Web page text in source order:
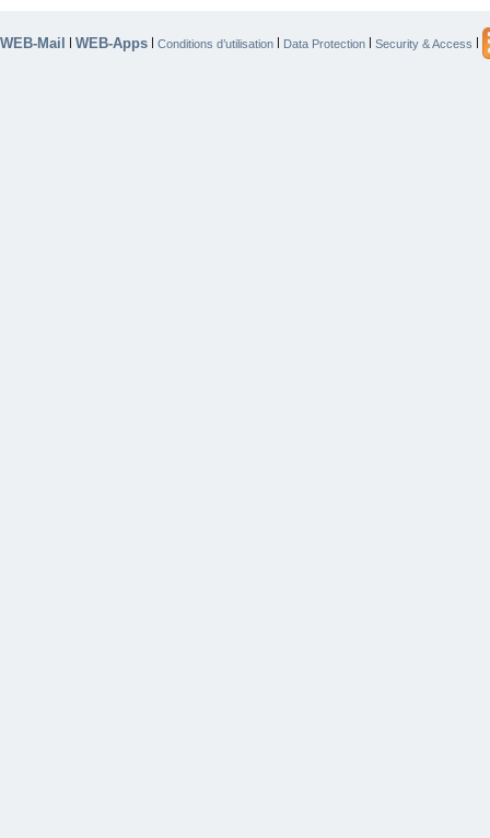
WEB-Mail | WEB-Apps | Conditions d’utilisation | Data Protection | Security & Access |